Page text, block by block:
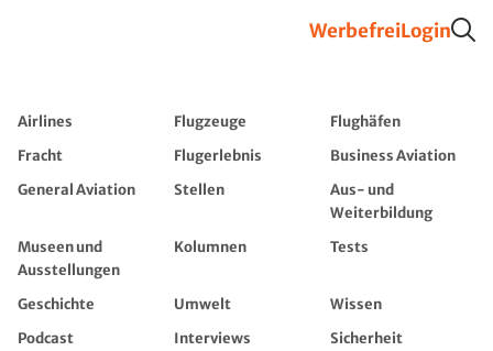
WerbefreiLogin
Airlines Flugzeuge
Flughäfen
Fracht
Flugerlebnis
Business Aviation
General Aviation
Stellen
Aus- und
Weiterbildung
Museen und
Ausstellungen
Kolumnen Tests
Geschichte Umwelt
Wissen
Podcast
Interviews
Sicherheit